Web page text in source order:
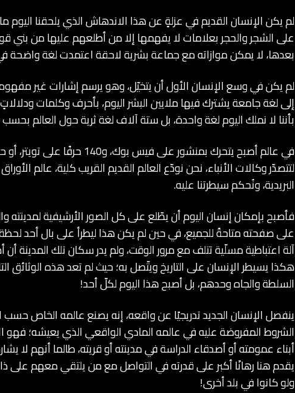
لم يكن الإنسان القديم في عزلةٍ عن هذا الاندهاش الذي يلحقنا اليوم
على الشجر والحجر بعلامات لا يفهمها إلا من أطلعهم عليها من بني
بعدها، لا يمكن موازاته مع جماعة بشرية لاحقة اعتمدت لغة واضحة
لم يكن في وسع الإنسان الأول أن يتخيّل، وهو يرسم إشارات غير
إلى لغة جامعة يشترك فيها ملايين البشر اليوم، بأحرف وكلمات
بأننا لا نملك اليوم لغة واحدة، بل ستة آلاف لغة ثرية حول العالم
في عالم أصبح يتحرك بمنشور على
لتتصدّر وكالات الأنباء، نحن نودّع العالم القديم القريب كلية، عالم
البريدية، ونُحكم سيطرتنا عليه.
فأصبح بإمكان إنسان اليوم أن يطّلع على كل الصور الأرشيفية لمدينته
على صفحته متاحةً للجميع، في حين لم يكن هذا ليطرأ على بال أحد لحظة
آلة اعتباطية مسلّية تتلف مع مرور الوقت، ولم يدر سكان تلك المدينة
هكذا يسيطر الإنسان على التاريخ ويتّصل به؛ حيث لم تعد هذه الوثائق
السلطة والجاه وحدهم، بل أصبح هذا اليوم لكلّ أحد!
ينفصل الإنسان الجديد تدريجيًا عن واقعه، إنه يصنع عالمه الخاص حسب
الشروط المفروضة عليه في عالمه المادي الواقعي الذي يعيشه؛ فهو
أبناء عمومته أو أصدقاء الدراسة في مدينته أو قريته، طالما أنهم لا
يقدم هنا رهانًا أكبر على قدرته في التواصل مع من يلتقي معهم
ولو كانوا في بلد أخرى!